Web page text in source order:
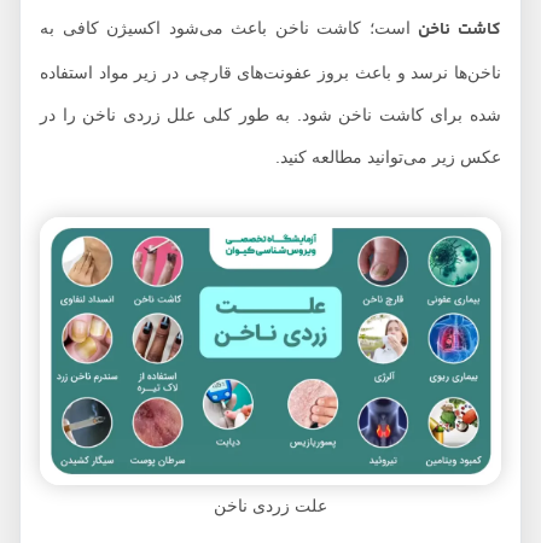
کاشت ناخن است؛ کاشت ناخن باعث می‌شود اکسیژن کافی به
ناخن‌ها نرسد و باعث بروز عفونت‌های قارچی در زیر مواد استفاده
شده برای کاشت ناخن شود. به طور کلی علل زردی ناخن را در
عکس زیر می‌توانید مطالعه کنید.
علت زردی ناخن